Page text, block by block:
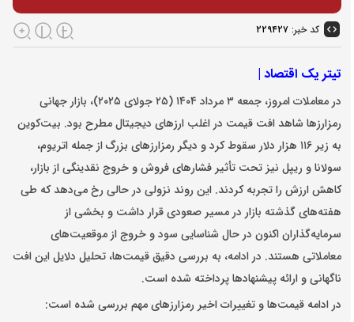
کد خبر: ۲۲۹۴۲۷
تیتر یک اقتصاد |
در معاملات امروز، جمعه ۳ مرداد ۱۴۰۴ (۲۵ جولای ۲۰۲۵)، بازار جهانی
رمزارزها شاهد افت قیمت در اغلب ارزهای دیجیتال مطرح بود. بیت‌کوین
به زیر ۱۱۶ هزار دلار سقوط کرد و دیگر رمزارزهای بزرگ از جمله اتریوم،
سولانا و ریپل نیز تحت تأثیر فشارهای فروش و خروج نقدینگی از بازار،
کاهش ارزش را تجربه کردند. این روند نزولی در حالی رخ می‌دهد که طی
هفته‌های گذشته بازار در مسیر صعودی قرار داشت و بخشی از
سرمایه‌گذاران اکنون در حال شناسایی سود و خروج از موقعیت‌های
معاملاتی هستند. در ادامه، به بررسی دقیق قیمت‌ها، تحلیل دلایل این افت
ناگهانی و ارائه پیشنهادها پرداخته شده است.
در ادامه قیمت‌ها و تغییرات اخیر رمزارزهای مهم بررسی شده است: